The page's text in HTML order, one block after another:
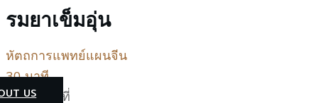
US
รมยาเข็มอุ่น
หัตถการแพทย์แผนจีน
30 นาที